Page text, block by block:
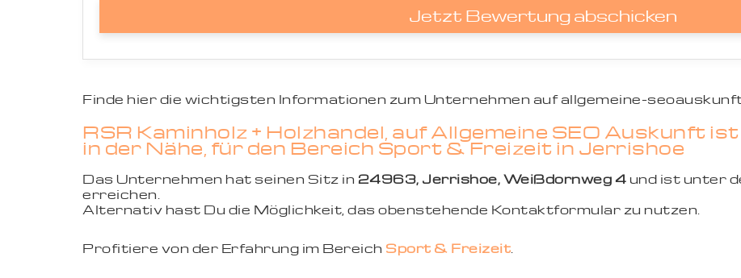
Jetzt Bewertung abschicken
Finde hier die wichtigsten Informationen zum Unternehmen auf allgemeine-
RSR Kaminholz + Holzhandel, auf Allgemeine SEO Auskunft
in der Nähe, für den Bereich Sport & Freizeit in Jerrishoe
Das Unternehmen hat seinen Sitz in 24963, Jerrishoe, Weißdornweg 4 und ist unter
erreichen.
Alternativ hast Du die Möglichkeit, das obenstehende Kontaktformular zu nutzen.
Profitiere von der Erfahrung im Bereich Sport & Freizeit.